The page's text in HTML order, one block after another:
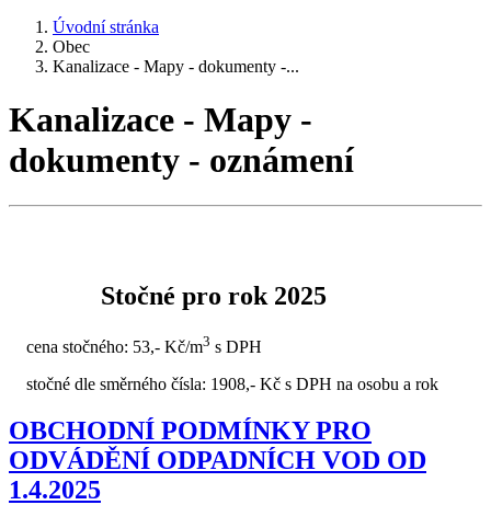
Úvodní stránka
Obec
Kanalizace - Mapy - dokumenty -...
Kanalizace - Mapy -
dokumenty - oznámení
Stočné pro rok 2025
cena stočného: 53,- Kč/m3 s DPH
stočné dle směrného čísla: 1908,- Kč s DPH na osobu a rok
OBCHODNÍ PODMÍNKY PRO
ODVÁDĚNÍ ODPADNÍCH VOD OD
1.4.2025